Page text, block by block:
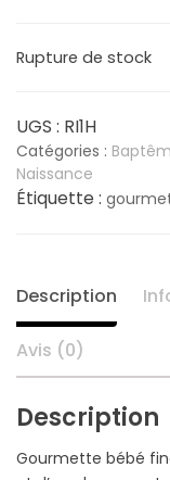
Rupture de stock
UGS : RI1H
Catégories :
Naissance
Étiquette :
Description
Avis (0)
Description
Gourmette bébé